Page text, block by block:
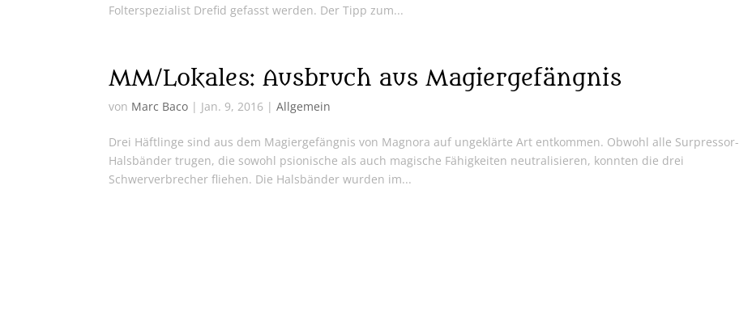
Folterspezialist Drefid gefasst werden. Der Tipp zum...
MM/Lokales: Ausbruch aus Magiergefängnis
von Marc Baco | Jan. 9, 2016 |Allgemein
Drei Häftlinge sind aus dem Magiergefängnis von Magnora auf ungeklärte Art entkommen. Obwohl alle Surpressor-
Halsbänder trugen, die sowohl psionische als auch magische Fähigkeiten neutralisieren, konnten die drei
Schwerverbrecher fliehen. Die Halsbänder wurden im...